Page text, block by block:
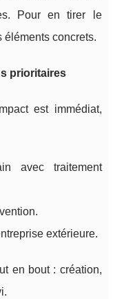
Pour en tirer le
éléments concrets.
prioritaires
est immédiat,
avec traitement
extérieure.
en bout : création,